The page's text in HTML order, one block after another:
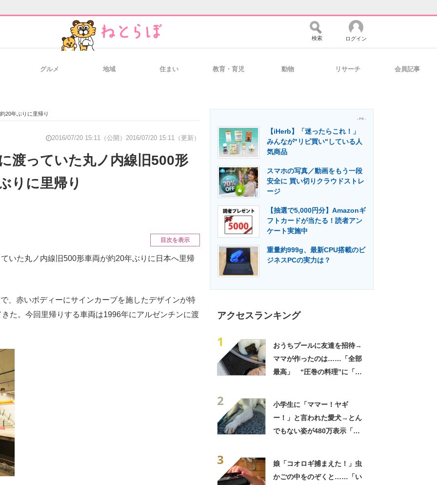
経営リーダーのコミュニティ マーケ×ITの今がよく分かる
品の総合サイト IT製品の技術・比較・事例 製造業のIT導入・活用を支援
エネルギーの専門メディア 建設×テクノロジーの最前線
検索 ログイン
グルメ 地域 住まい 教育・育児 動物 リサーチ 会員記事
20年ぶりに里帰り
2016/07/20 15:11（公開） 2016/07/20 15:11（更新）
渡っていた丸ノ内線旧500形
りに里帰り
目次を表示
た丸ノ内線旧500形車両が約20年ぶりに日本へ里帰
赤いボディーにサインカーブを施したデザインが特
た。今回里帰りする車両は1996年にアルゼンチンに渡
- PR -
【iHerb】「迷ったらこれ！」
みんなが"リピ買い"している人
気商品
スマホの写真／動画をもう一段
安全に 買い切りクラウドストレ
ージ
【抽選で5,000円分】Amazonギ
フトカードが当たる！読者アン
ケート実施中
重量約999g、最新CPU搭載のビ
ジネスPCの実力は？
アクセスランキング
1
おうちプールに友達を招待→
ママが作ったのは……「全部
最高」 “圧巻の料理”に「う
2
小学生に「ママー！ヤギ
ー！」と言われた愛犬→とん
でもない姿が480万表示「ど
3
娘「コオロギ捕まえた！」虫
かごの中をのぞくと……「い